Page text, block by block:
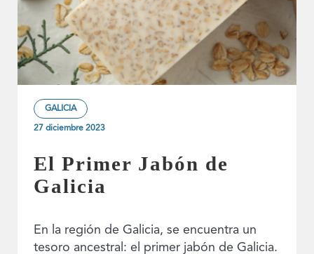
GALICIA
27 diciembre 2023
El Primer Jabón de
Galicia
En la región de Galicia, se encuentra un
tesoro ancestral: el primer jabón de Galicia.